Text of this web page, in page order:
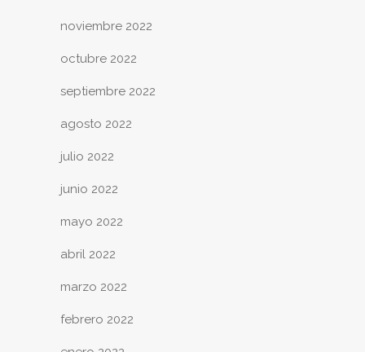
noviembre 2022
octubre 2022
septiembre 2022
agosto 2022
julio 2022
junio 2022
mayo 2022
abril 2022
marzo 2022
febrero 2022